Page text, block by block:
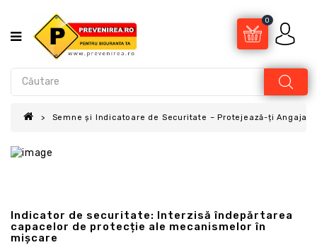
0
Semne și Indicatoare de Securitate – Protejează-ți
Indicator de securitate: Interzisă îndepărtarea
capacelor de protecție ale mecanismelor în
mișcare